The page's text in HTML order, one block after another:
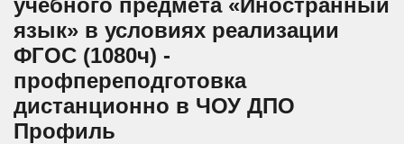
учебного предмета «Иностранный
язык» в условиях реализации
ФГОС (1080ч) -
профпереподготовка
дистанционно в ЧОУ ДПО
Профиль